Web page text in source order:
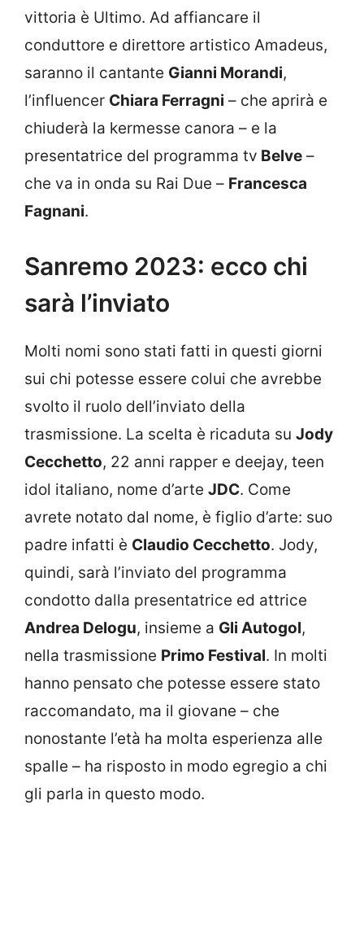
vittoria è Ultimo. Ad affiancare il
conduttore e direttore artistico Amadeus,
saranno il cantante Gianni Morandi,
l’influencer Chiara Ferragni – che aprirà e
chiuderà la kermesse canora – e la
presentatrice del programma tv Belve –
che va in onda su Rai Due – Francesca
Fagnani.
Sanremo 2023: ecco chi
sarà l’inviato
Molti nomi sono stati fatti in questi giorni
sui chi potesse essere colui che avrebbe
svolto il ruolo dell’inviato della
trasmissione. La scelta è ricaduta su Jody
Cecchetto, 22 anni rapper e deejay, teen
idol italiano, nome d’arte JDC. Come
avrete notato dal nome, è figlio d’arte: suo
padre infatti è Claudio Cecchetto. Jody,
quindi, sarà l’inviato del programma
condotto dalla presentatrice ed attrice
Andrea Delogu, insieme a Gli Autogol,
nella trasmissione Primo Festival. In molti
hanno pensato che potesse essere stato
raccomandato, ma il giovane – che
nonostante l’età ha molta esperienza alle
spalle – ha risposto in modo egregio a chi
gli parla in questo modo.